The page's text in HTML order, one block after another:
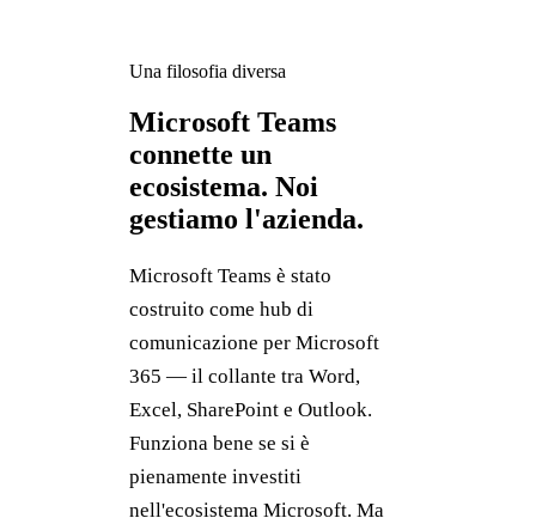
Una filosofia diversa
Microsoft Teams
connette un
ecosistema. Noi
gestiamo l'azienda.
Microsoft Teams è stato
costruito come hub di
comunicazione per Microsoft
365 — il collante tra Word,
Excel, SharePoint e Outlook.
Funziona bene se si è
pienamente investiti
nell'ecosistema Microsoft. Ma